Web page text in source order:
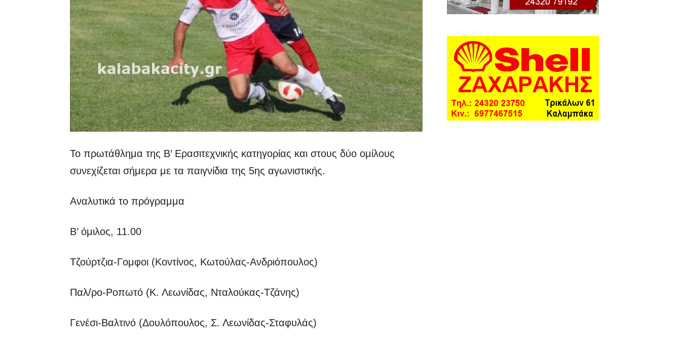
Το πρωτάθλημα της Β’ Ερασιτεχνικής κατηγορίας και στους δύο ομίλους
συνεχίζεται σήμερα με τα παιγνίδια της 5ης αγωνιστικής.
Αναλυτικά το πρόγραμμα
Β’ όμιλος, 11.00
Τζούρτζια-Γομφοι (Κοντίνος, Κωτούλας-Ανδριόπουλος)
Παλ/ρο-Ροπωτό (Κ. Λεωνίδας, Νταλούκας-Τζάνης)
Γενέσι-Βαλτινό (Δουλόπουλος, Σ. Λεωνίδας-Σταφυλάς)